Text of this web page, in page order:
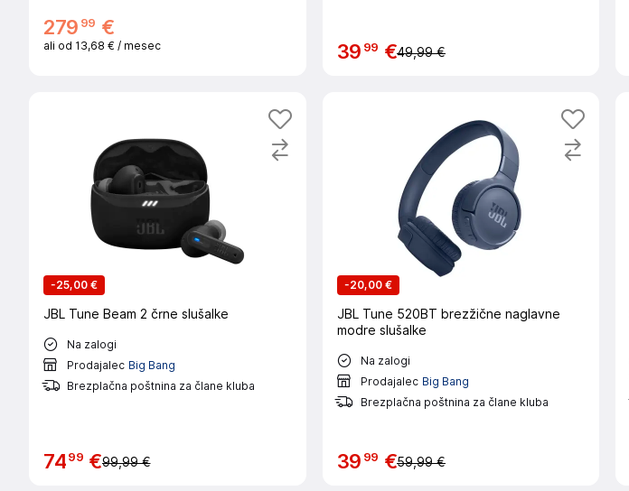
279 99 €
ali od 13,68 € / mesec 39 99 €49,99 €
-25,00 €
JBL Tune Beam 2 črne slušalke
Na zalogi
Prodajalec Big Bang
Brezplačna poštnina za člane kluba
7499 €99,99 €
-20,00 €
JBL Tune 520BT brezžične naglavne
modre slušalke
Na zalogi
Prodajalec Big Bang
Brezplačna poštnina za člane kluba
39 99 €59,99 €